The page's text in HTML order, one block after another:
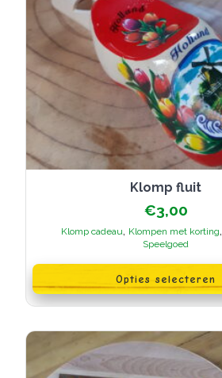
Klomp fluit
€3,00
Klomp cadeau, Klompen met korting,
Speelgoed
Opties selecteren
product
heeft
meerdere
variaties.
optie
gekozen
worden